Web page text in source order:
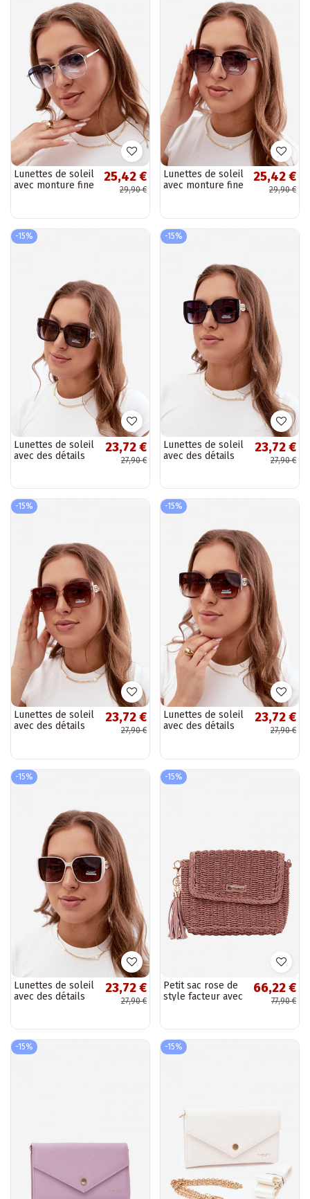
Lunettes de soleil
avec monture fine
25,42 €
29,90 €
Lunettes de soleil
avec monture fine
25,42 €
29,90 €
-15%
Lunettes de soleil
avec des détails
23,72 €
27,90 €
-15%
Lunettes de soleil
avec des détails
23,72 €
27,90 €
-15%
Lunettes de soleil
avec des détails
23,72 €
27,90 €
-15%
Lunettes de soleil
avec des détails
23,72 €
27,90 €
-15%
Lunettes de soleil
avec des détails
23,72 €
27,90 €
-15%
Petit sac rose de
style facteur avec
66,22 €
77,90 €
-15% -15%